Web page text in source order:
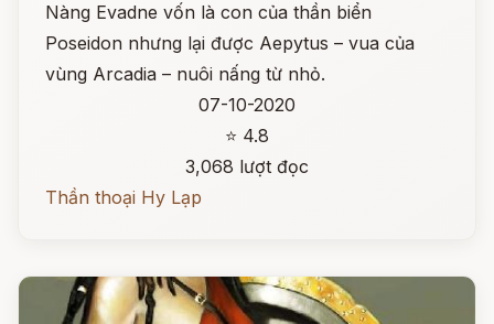
Nàng Evadne vốn là con của thần biển
Poseidon nhưng lại được Aepytus – vua của
vùng Arcadia – nuôi nấng từ nhỏ.
07-10-2020
⭐ 4.8
3,068 lượt đọc
Thần thoại Hy Lạp